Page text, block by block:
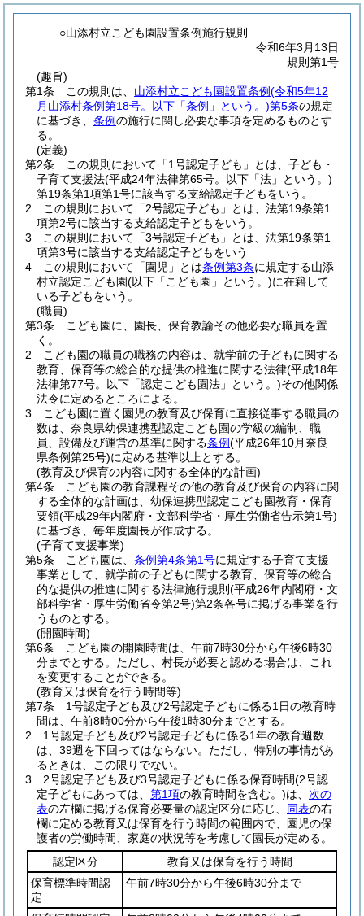
○山添村立こども園設置条例施行規則
令和6年3月13日
規則第1号
(趣旨)
第1条
この規則は、 山添村立こども園設置条例(令和5年12
月山添村条例第18号。以下「条例」という。)第5条の規定
に基づき、 条例の施行に関し必要な事項を定めるものとす
る。
(定義)
第2条
この規則において「1号認定子ども」とは、子ども・
子育て支援法(平成24年法律第65号。以下「法」という。)
第19条第1項第1号に該当する支給認定子どもをいう。
2
この規則において「2号認定子ども」とは、法第19条第1
項第2号に該当する支給認定子どもをいう。
3
この規則において「3号認定子ども」とは、法第19条第1
項第3号に該当する支給認定子どもをいう
4
この規則において「園児」とは条例第3条に規定する山添
村立認定こども園(以下「こども園」という。)に在籍して
いる子どもをいう。
(職員)
第3条
こども園に、園長、保育教諭その他必要な職員を置
く。
2
こども園の職員の職務の内容は、就学前の子どもに関する
教育、保育等の総合的な提供の推進に関する法律(平成18年
法律第77号。以下「認定こども園法」という。)その他関係
法令に定めるところによる。
3
こども園に置く園児の教育及び保育に直接従事する職員の
数は、奈良県幼保連携型認定こども園の学級の編制、職
員、設備及び運営の基準に関する条例(平成26年10月奈良
県条例第25号)に定める基準以上とする。
(教育及び保育の内容に関する全体的な計画)
第4条
こども園の教育課程その他の教育及び保育の内容に関
する全体的な計画は、幼保連携型認定こども園教育・保育
要領(平成29年内閣府・文部科学省・厚生労働省告示第1号)
に基づき、毎年度園長が作成する。
(子育て支援事業)
第5条
こども園は、 条例第4条第1号に規定する子育て支援
事業として、就学前の子どもに関する教育、保育等の総合
的な提供の推進に関する法律施行規則 (平成26年内閣府・文
部科学省・厚生労働省令第2号)第2条各号に掲げる事業を行
うものとする。
(開園時間)
第6条
こども園の開園時間は、午前7時30分から午後6時30
分までとする。 ただし、村長が必要と認める場合は、これ
を変更することができる。
(教育又は保育を行う時間等)
第7条
1号認定子ども及び2号認定子どもに係る1日の教育時
間は、午前8時00分から午後1時30分までとする。
2
1号認定子ども及び2号認定子どもに係る1年の教育週数
は、39週を下回ってはならない。 ただし、特別の事情があ
るときは、この限りでない。
3
2号認定子ども及び3号認定子どもに係る保育時間(2号認
定子どもにあっては、 第1項の教育時間を含む。)は、 次の
表の左欄に掲げる保育必要量の認定区分に応じ、 同表の右
欄に定める教育又は保育を行う時間の範囲内で、園児の保
護者の労働時間、家庭の状況等を考慮して園長が定める。
認定区分
教育又は保育を行う時間
保育標準時間認
定
午前7時30分から午後6時30分まで